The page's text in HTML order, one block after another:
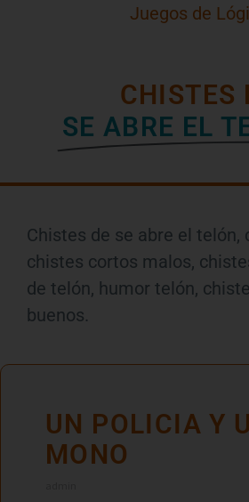
Juegos de
CHISTES
SE ABRE EL
Chistes de se abre el telón,
chistes cortos malos,
de telón, humor telón,
buenos.
UN POLICIA Y
MONO